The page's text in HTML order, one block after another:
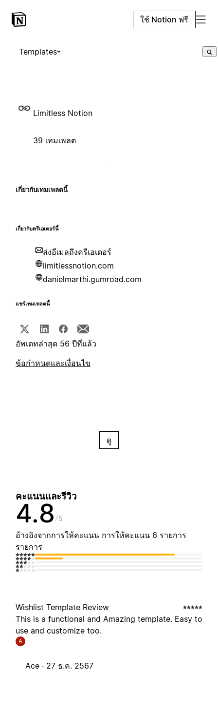
ใช้ Notion ฟรี
Templates
Limitless Notion
39 เทมเพลต
เกี่ยวกับเทมเพลตนี้
เกี่ยวกับครีเอเตอร์นี้
ส่งอีเมลถึงครีเอเตอร์
limitlessnotion.com
danielmarthi.gumroad.com
แชร์เทมเพลตนี้
อัพเดทล่าสุด 56 ปีที่แล้ว
ข้อกำหนดและเงื่อนไข
ดู
คะแนนและรีวิว
4.8 5
อ้างอิงจากการให้คะแนน การให้คะแนน 6 รายการ
รายการ
Wishlist Template Review
This is a functional and Amazing template. Easy to
use and customize too.
A
Ace · 27 ธ.ค. 2567